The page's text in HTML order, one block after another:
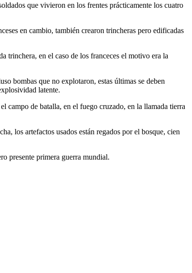
que vivieron en los frentes prácticamente los cuatro
en cambio, también crearon trincheras pero edificadas
trinchera, en el caso de los franceces el motivo era la
bombas que no explotaron, estas últimas se deben
latente.
campo de batalla, en el fuego cruzado, en la llamada tierra
los artefactos usados están regados por el bosque, cien
presente primera guerra mundial.